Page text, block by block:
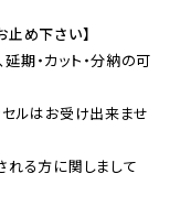
止め下さい】
期・カット・分納の可
セルはお受け出来ませ
れる方に関しまして